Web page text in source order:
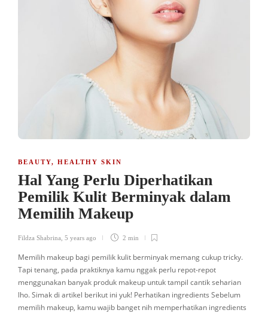
BEAUTY, HEALTHY SKIN
Hal Yang Perlu Diperhatikan
Pemilik Kulit Berminyak dalam
Memilih Makeup
Fildza Shabrina 5 years ago 2 min
Memilih makeup bagi pemilik kulit berminyak memang cukup tricky.
Tapi tenang, pada praktiknya kamu nggak perlu repot-repot
menggunakan banyak produk makeup untuk tampil cantik seharian
lho. Simak di artikel berikut ini yuk! Perhatikan ingredients Sebelum
memilih makeup, kamu wajib banget nih memperhatikan ingredients